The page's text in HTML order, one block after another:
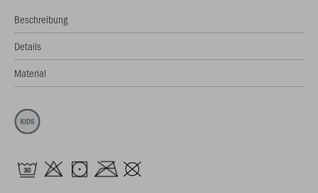
Beschreibung
Details
Material